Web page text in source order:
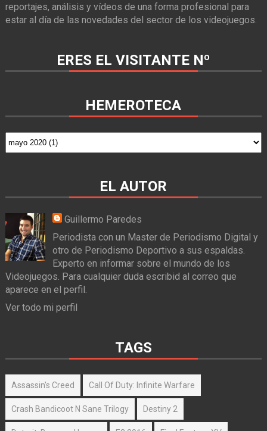
reportajes, análisis y vídeos de una forma profesional para
estar al día de las novedades del sector de los videojuegos.
ERES EL VISITANTE Nº
HEMEROTECA
EL AUTOR
Guillermo Paredes
Periodista con un Master de Periodismo Digital y
otro de Periodismo Deportivo a sus espaldas.
Experto en informar sobre el mundo de los
Videojuegos. Para cualquier duda escribid al correo que
aparece en el perfil.
Ver todo mi perfil
TAGS
Assassin's Creed Call Of Duty: Infinite Warfare
Crash Bandicoot N Sane Trilogy Destiny 2